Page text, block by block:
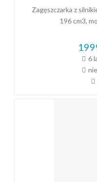
Zagęszczarka z
196 cm3,
6